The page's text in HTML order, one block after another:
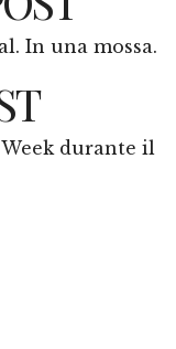
In una mossa.
durante il